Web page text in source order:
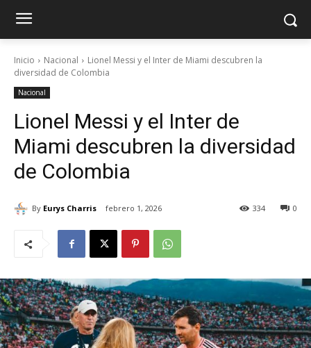
Inicio Nacional
Lionel Messi y el Inter de Miami descubren la
diversidad de Colombia
Nacional
Lionel Messi y el Inter de
Miami descubren la diversidad
de Colombia
By Eurys Charris febrero 1, 2026 0
334